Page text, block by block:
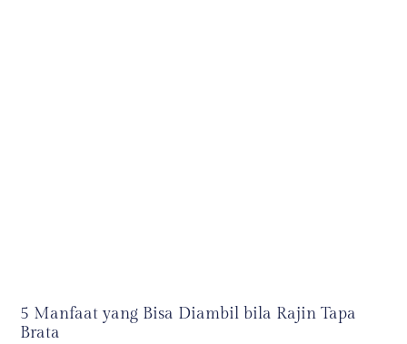
5 Manfaat yang Bisa Diambil bila Rajin Tapa
Brata